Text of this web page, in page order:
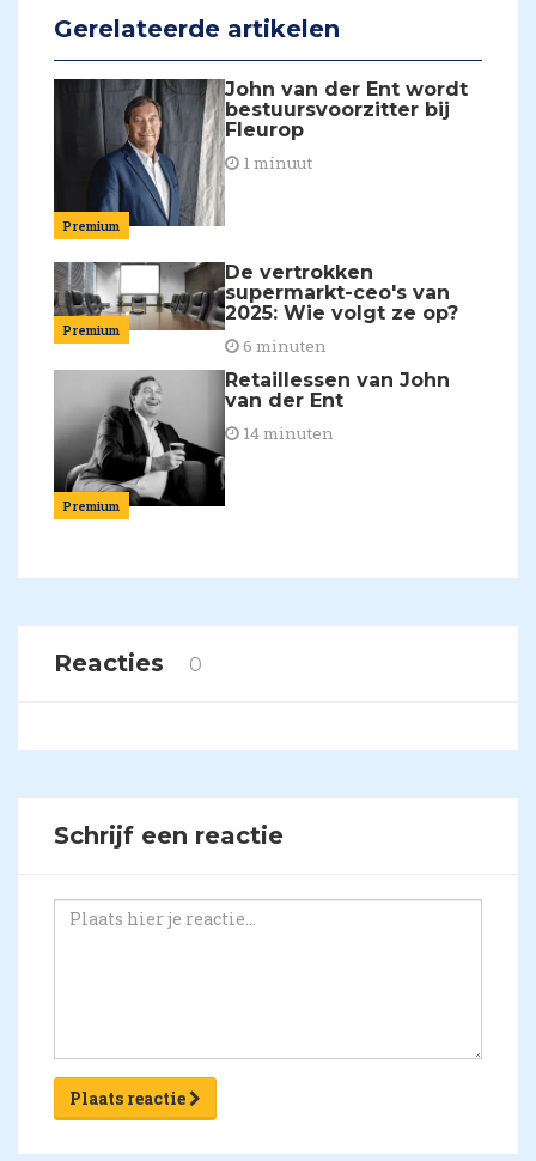
Gerelateerde artikelen
Premium
John van der Ent wordt
bestuursvoorzitter bij
Fleurop
1 minuut
Premium
De vertrokken
supermarkt-ceo's van
2025: Wie volgt ze op?
6 minuten
Premium
Retaillessen van John
van der Ent
14 minuten
Reacties 0
Schrijf een reactie
Plaats reactie